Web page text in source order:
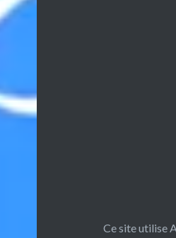
Ce site utilise